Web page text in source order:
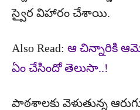
స్వైర విహారం చేశాయి.
Also Read: ఆ చిన్నారికి ఆమె
ఏం చేసిందో తెలుసా..!
పాఠశాలకు వెళుతున్న